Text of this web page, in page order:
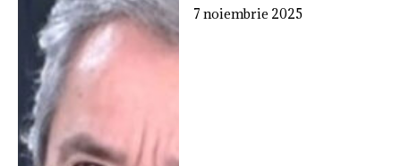
7 noiembrie 2025